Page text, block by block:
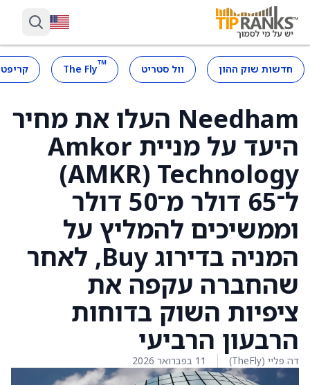
חדשות שוק ההון וול סטריט ™
The Fly
Needham העלו את מחיר
היעד על מניית Amkor
Technology ‏(AMKR)
ל־65 דולר מ־50 דולר
וממשיכים להמליץ על
המניה בדירוג Buy, לאחר
שהחברה עקפה את
ציפיות השוק בדוחות
הרבעון הרביעי
דה פליי (TheFly) 11 בפברואר 2026